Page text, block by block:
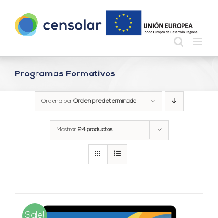
contenido
Programas Formativos
Ordena por Orden predeterminado
Mostrar 24 productos
Sale!